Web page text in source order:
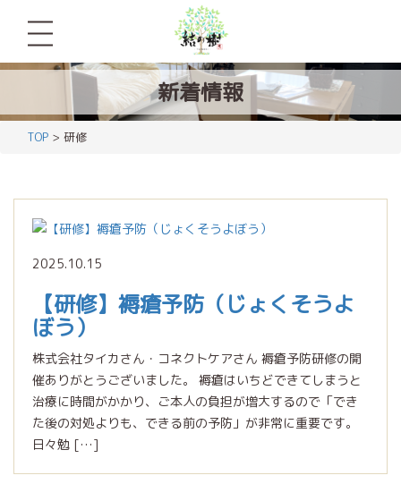
新着情報
TOP > 研修
2025.10.15
【研修】褥瘡予防（じょくそうよ
ぼう）
株式会社タイカさん・コネクトケアさん 褥瘡予防研修の開
催ありがとうございました。 褥瘡はいちどできてしまうと
治療に時間がかかり、ご本人の負担が増大するので「でき
た後の対処よりも、できる前の予防」が非常に重要です。
日々勉 […]